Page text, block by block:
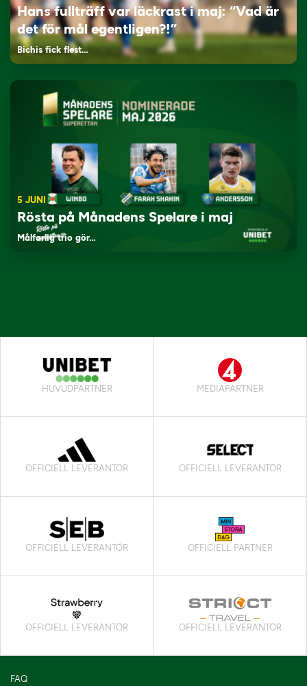
Hans fullträff var läckrast i maj: “Vad är
det för mål egentligen?!”
Bichis fick flest…
5 JUNI
Rösta på Månadens Spelare i maj
Målfarlig trio gör…
HUVUDPARTNER MEDIAPARTNER
OFFICIELL LEVERANTÖR OFFICIELL LEVERANTÖR
OFFICIELL LEVERANTÖR OFFICIELL PARTNER
OFFICIELL LEVERANTÖR OFFICIELL LEVERANTÖR
FAQ